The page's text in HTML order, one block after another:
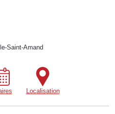
Saint-Amand
Localisation